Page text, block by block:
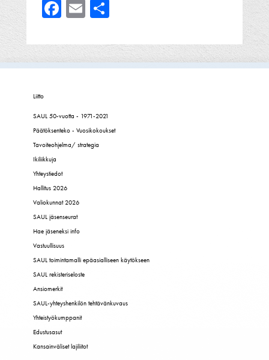
Facebook
Email
Liitto
SAUL 50-vuotta - 1971-2021
Päätöksenteko - Vuosikokoukset
Tavoiteohjelma/ strategia
Ikiliikkuja
Yhteystiedot
Hallitus 2026
Valiokunnat 2026
SAUL jäsenseurat
Hae jäseneksi info
Vastuullisuus
SAUL toimintamalli epäasialliseen käytökseen
SAUL rekisteriseloste
Ansiomerkit
SAUL-yhteyshenkilön tehtävänkuvaus
Yhteistyökumppanit
Edustusasut
Kansainväliset lajiliitot